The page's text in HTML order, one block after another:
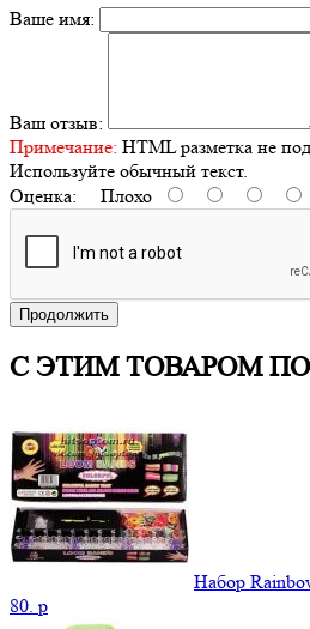
Ваше имя:
Ваш отзыв:
Примечание: HTML разметка не
Используйте обычный текст.
Оценка: Плохо
Продолжить
С ЭТИМ ТОВАРОМ
Набор
80. p